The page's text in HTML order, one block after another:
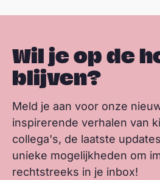
Wil je op de
blijven?
Meld je aan voor onze
inspirerende verhalen van
collega's, de laatste
unieke mogelijkheden om
rechtstreeks in je inbox!